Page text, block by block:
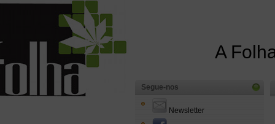
A
Segue-nos
Newsletter